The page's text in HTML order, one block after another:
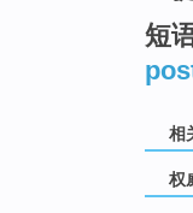
短
相
权